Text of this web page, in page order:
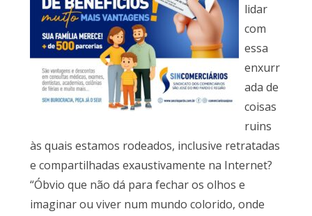
lidar
com
essa
enxurr
ada de
coisas
ruins
às quais estamos rodeados, inclusive retratadas
e compartilhadas exaustivamente na Internet?
“Óbvio que não dá para fechar os olhos e
imaginar ou viver num mundo colorido, onde